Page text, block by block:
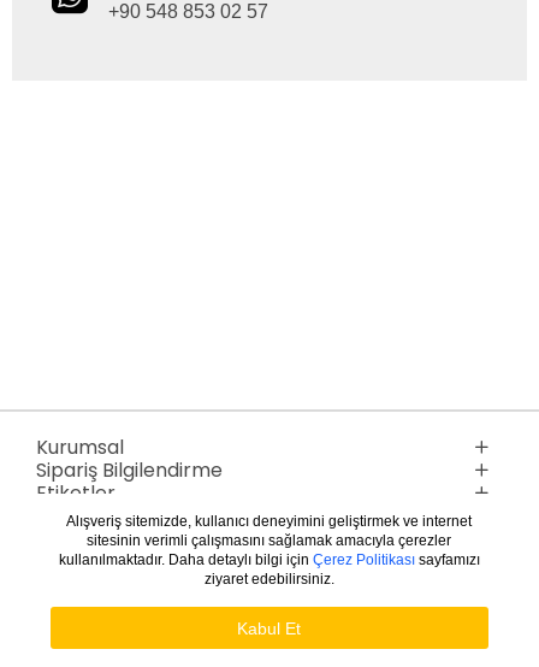
+90 548 853 02 57
Kurumsal
Sipariş Bilgilendirme
Etiketler
Hashtaglar
Copyright © 2021 - Tasarım: North Cyprus Florist
Alışveriş sitemizde, kullanıcı deneyimini geliştirmek ve internet
sitesinin verimli çalışmasını sağlamak amacıyla çerezler
kullanılmaktadır. Daha detaylı bilgi için Çerez Politikasısayfamızı
ziyaret edebilirsiniz.
Kabul Et